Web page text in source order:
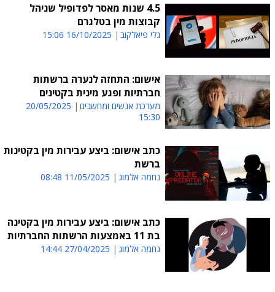
4.5 שנות מאסר לפדופיל שניהל
קבוצות מין בטלגרם
גלי פיאלקוב 16/10/2025 15:06
אישום: התחזה לנערה ברשתות
חברתיות ופגע מינית בקטינים
מערכת אנשים ומחשבים
20/05/2025
15:30
כתב אישום: ביצע עבירות מין בקטינות
ברשת
נחמה אלמוג 11/05/2025 08:48
כתב אישום: ביצע עבירות מין בקטינה
בת 11 באמצעות הרשתות החברתיות
נחמה אלמוג 27/04/2025 14:44